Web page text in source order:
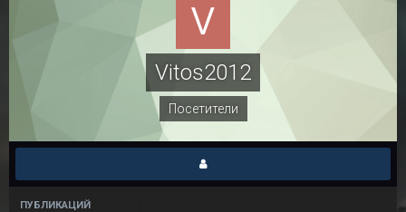
Vitos2012
Посетители
ПУБЛИКАЦИЙ